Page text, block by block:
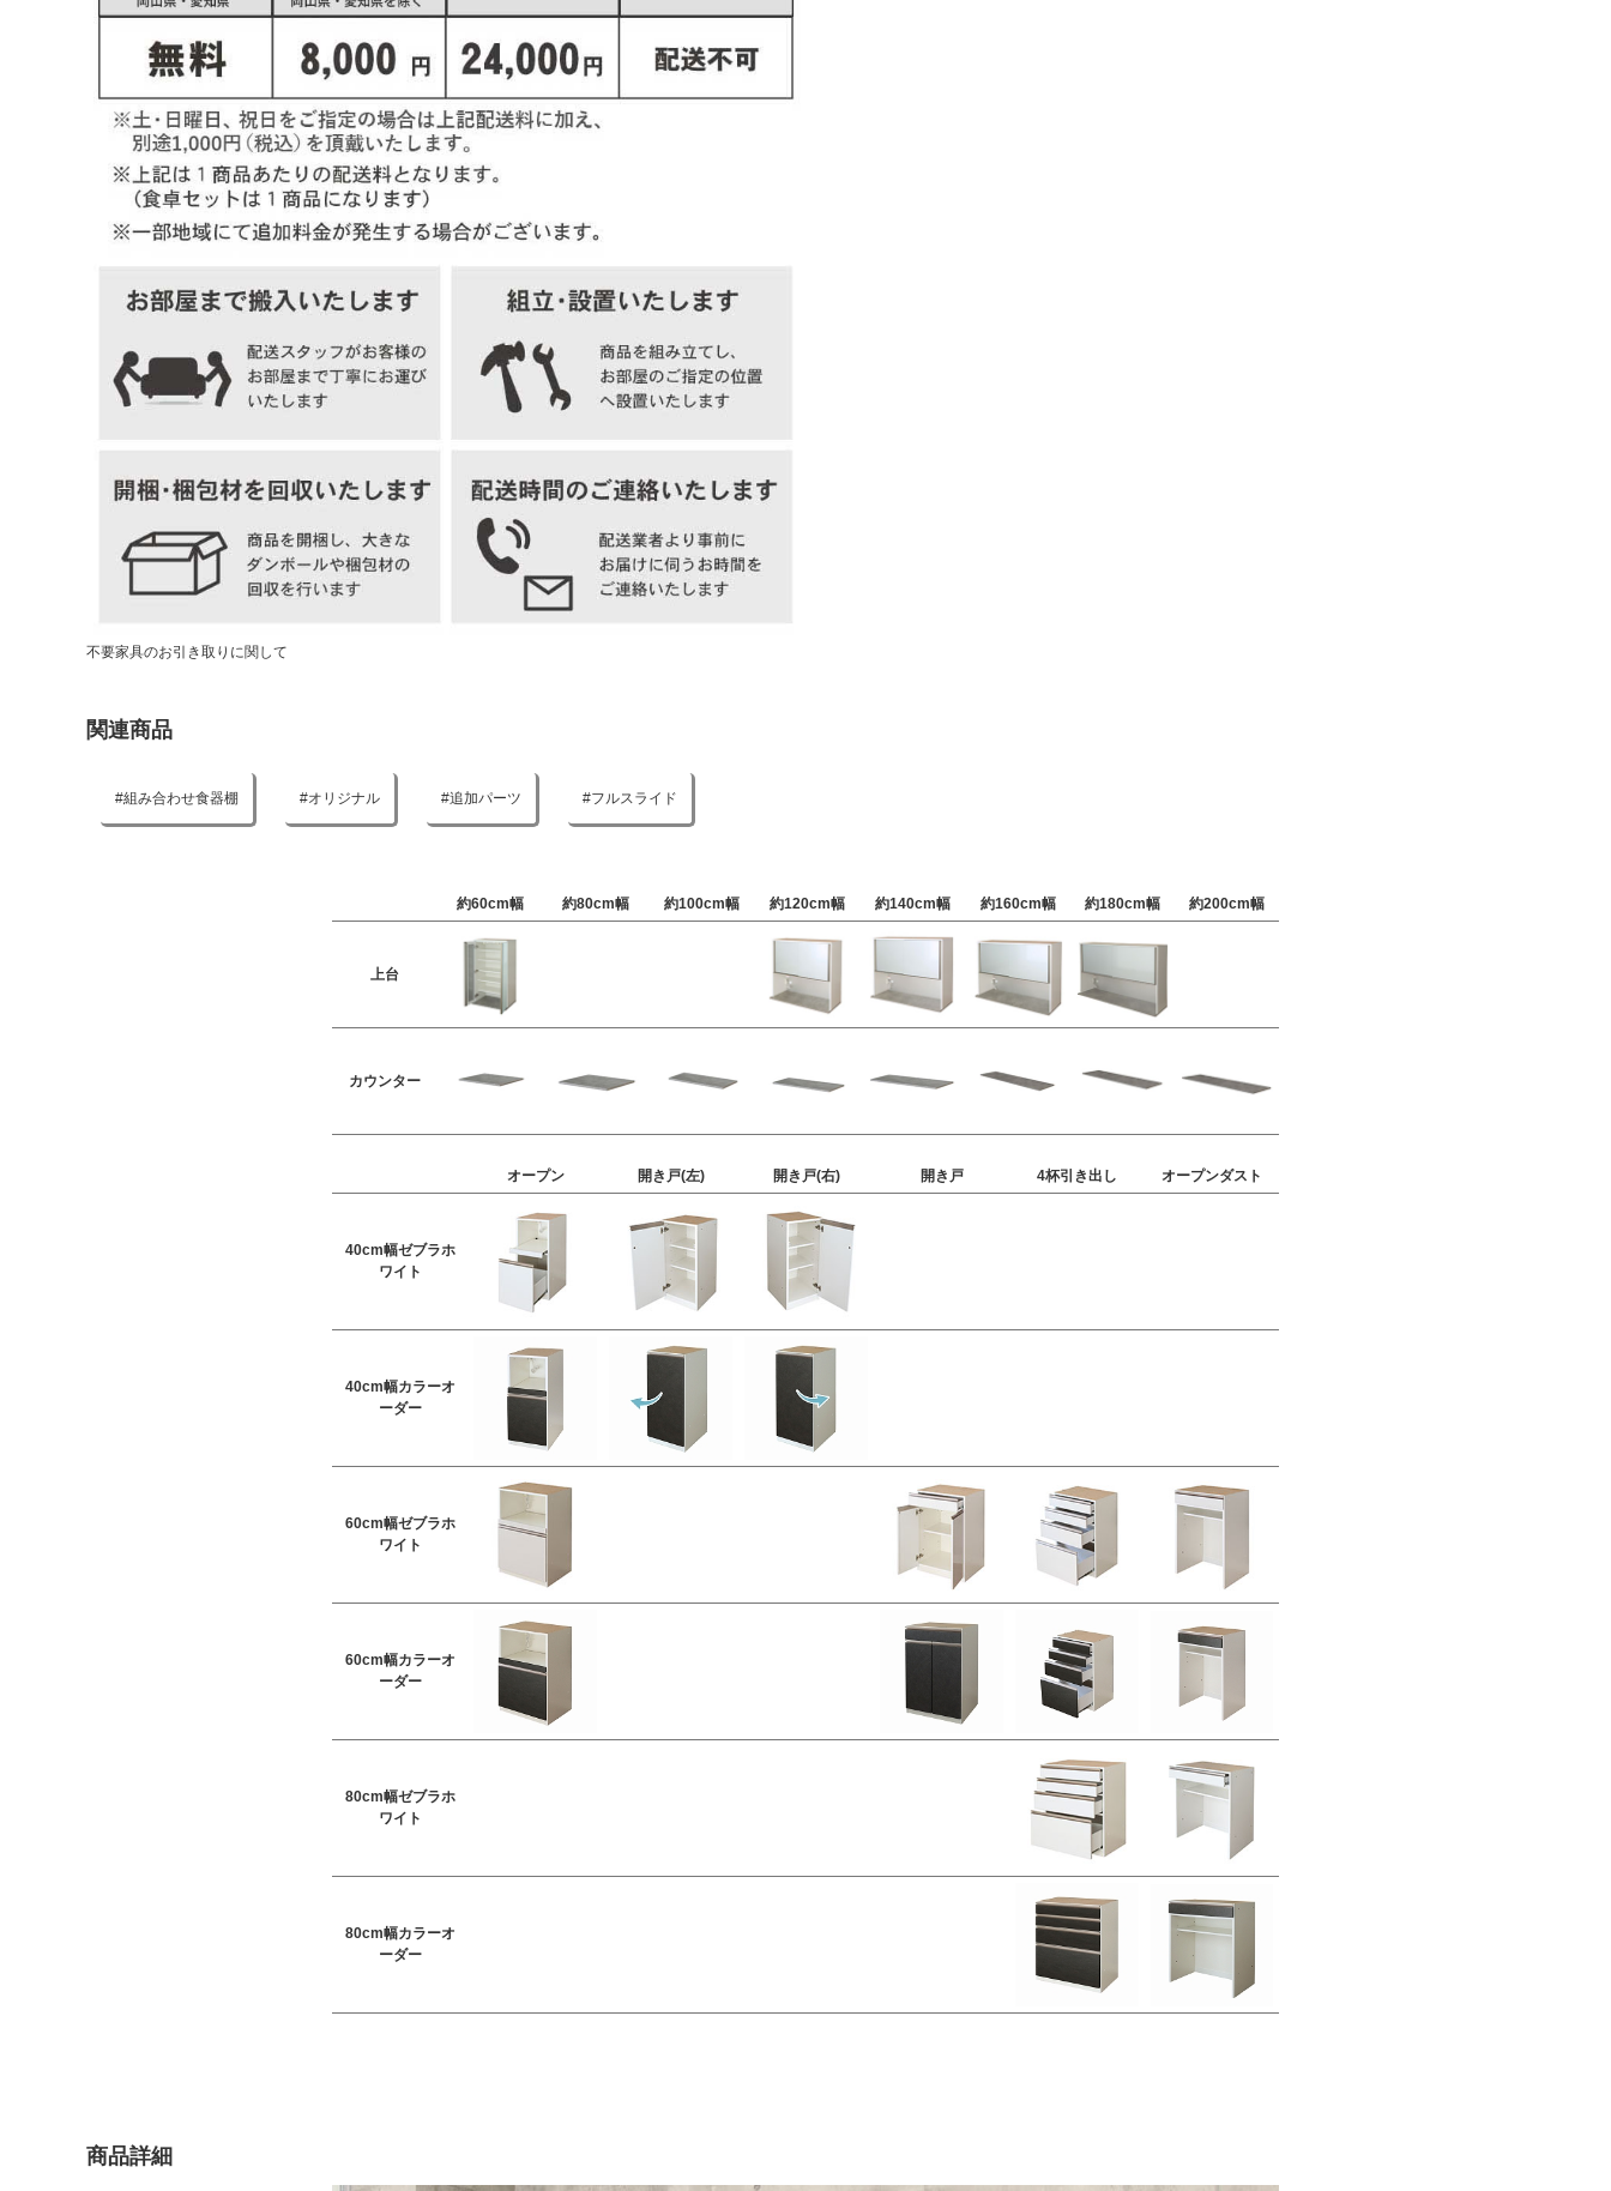
不要家具のお引き取りに関して
関連商品
組み合わせ食器棚 オリジナル 追加パーツ フルスライド
約60cm幅 約80cm幅 約100cm幅 約120cm幅 約140cm幅 約160cm幅 約180cm幅 約200cm幅
上台
カウンター
オープン 開き戸(左) 開き戸(右) 開き戸 4杯引き出し オープンダスト
40cm幅ゼブラホ
ワイト
40cm幅カラーオ
ーダー
60cm幅ゼブラホ
ワイト
60cm幅カラーオ
ーダー
80cm幅ゼブラホ
ワイト
80cm幅カラーオ
ーダー
商品詳細